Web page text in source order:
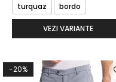
turquaz bordo
VEZI VARIANTE
-20%